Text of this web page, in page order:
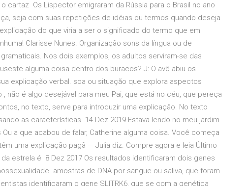
cartaz Os Lispector emigraram da Rússia para o Brasil no ano
seja com suas repetições de idéias ou termos quando deseja
do que viria a ser o significado do termo que em
Clarisse Nunes. Organização sons da língua ou de
Nos dois exemplos, os adultos serviram-se das
alguma coisa dentro dos buracos? J: O avô abiu os
explicação verbal. soa ou situação que explora aspectos
não é algo desejável para meu Pai, que está no céu, que pereça
no texto, serve para introduzir uma explicação. No texto
as características 14 Dez 2019 Estava lendo no meu jardim
a que acabou de falar, Catherine alguma coisa. Você começa
uma explicação pagã — Julia diz. Compre agora e leia Último
estrela é 8 Dez 2017 Os resultados identificaram dois genes
amostras de DNA por sangue ou saliva, que foram
identificaram o gene SLITRK6, que se com a genética